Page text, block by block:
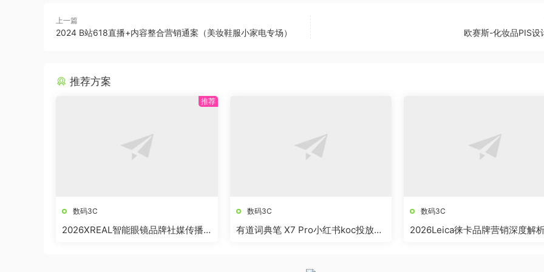
上一篇
2024 B站618直播+内容整合营销通案（美妆鞋服小家电专场） 欧赛斯-化妆品PIS设
推荐方案
数码3C
2026XREAL智能眼镜品牌社媒传播
数码3C
有道词典笔 X7 Pro小红书koc投放方
数码3C
2026Leica徕卡品牌营销深度解